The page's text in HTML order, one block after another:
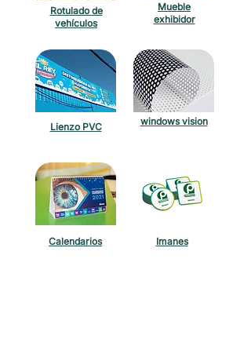
Rotulado de
vehículos
Mueble
exhibidor
Lienzo PVC windows vision
Calendarios Imanes